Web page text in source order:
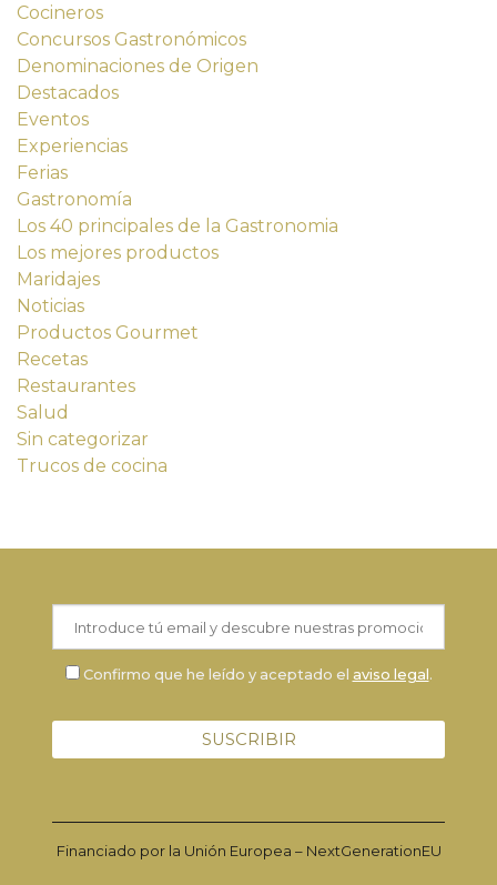
Cocineros
Concursos Gastronómicos
Denominaciones de Origen
Destacados
Eventos
Experiencias
Ferias
Gastronomía
Los 40 principales de la Gastronomia
Los mejores productos
Maridajes
Noticias
Productos Gourmet
Recetas
Restaurantes
Salud
Sin categorizar
Trucos de cocina
Confirmo que he leído y aceptado el aviso legal.
Financiado por la Unión Europea – NextGenerationEU